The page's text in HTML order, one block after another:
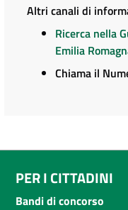
Altri canali di
Ricerca nella
Emilia
Chiama il
PER I CITTADINI
Bandi di concorso